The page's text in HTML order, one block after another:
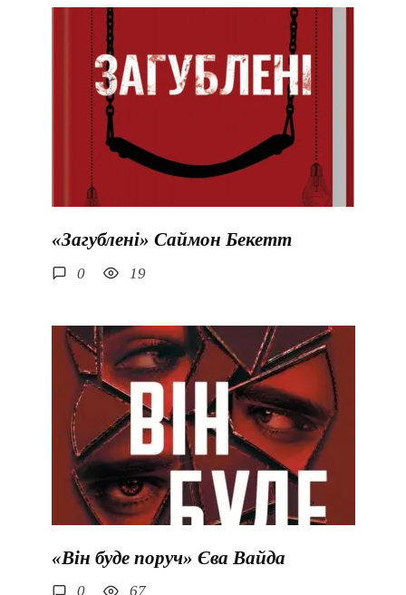
«Загублені» Саймон Бекетт
0 19
«Він буде поруч» Єва Вайда
0 67